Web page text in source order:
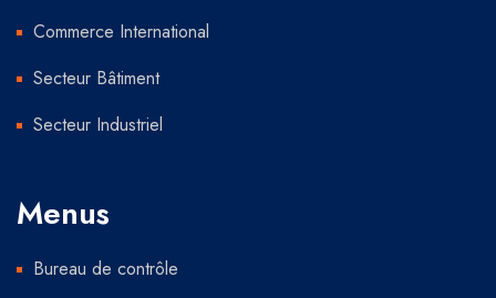
Commerce International
Secteur Bâtiment
Secteur Industriel
Menus
Bureau de contrôle